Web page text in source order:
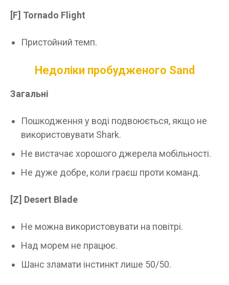
[F] Tornado Flight
Пристойний темп.
Недоліки пробудженого Sand
Загальні
Пошкодження у воді подвоюється, якщо не
використовувати Shark.
Не вистачає хорошого джерела мобільності.
Не дуже добре, коли граєш проти команд.
[Z] Desert Blade
Не можна використовувати на повітрі.
Над морем не працює.
Шанс зламати інстинкт лише 50/50.